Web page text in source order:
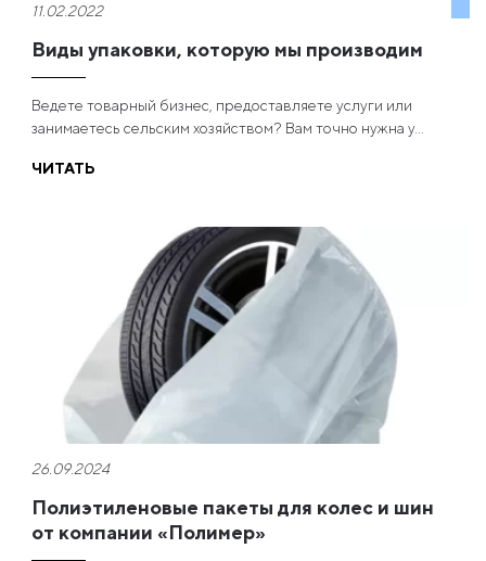
11.02.2022
Виды упаковки, которую мы производим
Ведете товарный бизнес, предоставляете услуги или
занимаетесь сельским хозяйством? Вам точно нужна у...
ЧИТАТЬ
26.09.2024
Полиэтиленовые пакеты для колес и шин
от компании «Полимер»